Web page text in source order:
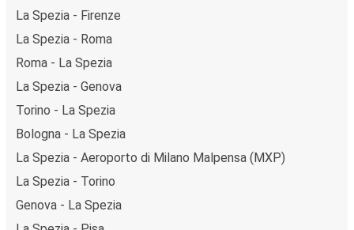
La Spezia - Firenze
La Spezia - Roma
Roma - La Spezia
La Spezia - Genova
Torino - La Spezia
Bologna - La Spezia
La Spezia - Aeroporto di Milano Malpensa (MXP)
La Spezia - Torino
Genova - La Spezia